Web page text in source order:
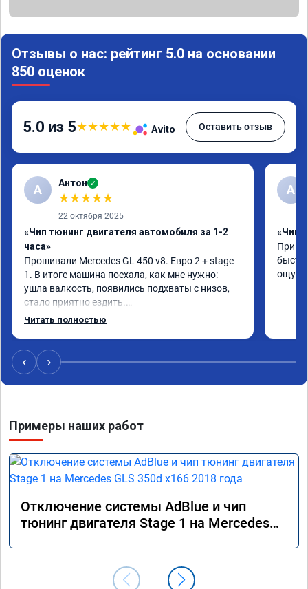
Отзывы о нас: рейтинг 5.0 на основании
850 оценок
5.0 из 5★★★★★ Avito Оставить отзыв
А Антон ✓
★★★★★
22 октября 2025
«Чип тюнинг двигателя автомобиля за 1-2
часа»
Прошивали Mercedes GL 450 v8. Евро 2 + stage
1. В итоге машина поехала, как мне нужно:
ушла валкость, появились подхваты с низов,
стало приятно ездить.
Одни из лучших трат, в авто! 🔥
Читать полностью
A
«Чип
‹ ›
Примеры наших работ
Отключение системы AdBlue и чип
тюнинг двигателя Stage 1 на Mercedes